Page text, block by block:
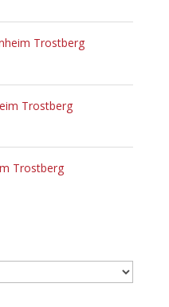
Trostberg
Trostberg
Trostberg